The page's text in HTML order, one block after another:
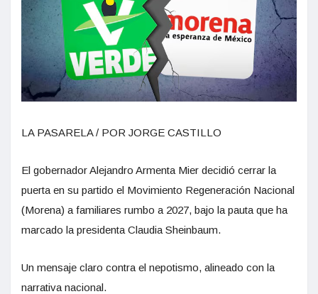
LA PASARELA / POR JORGE CASTILLO
El gobernador Alejandro Armenta Mier decidió cerrar la
puerta en su partido el Movimiento Regeneración Nacional
(Morena) a familiares rumbo a 2027, bajo la pauta que ha
marcado la presidenta Claudia Sheinbaum.
Un mensaje claro contra el nepotismo, alineado con la
narrativa nacional.